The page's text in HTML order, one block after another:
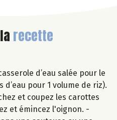
recette
d’eau salée pour le
d’eau pour 1 volume de riz).
et coupez les carottes
et émincez l'oignon. -